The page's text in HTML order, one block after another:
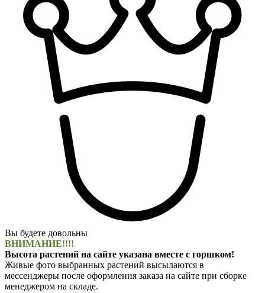
Вы будете довольны
ВНИМАНИЕ!!!!
Высота растений на сайте указана вместе с горшком!
Живые фото выбранных растений высылаются в
мессенджеры после оформления заказа на сайте при сборке
менеджером на складе.